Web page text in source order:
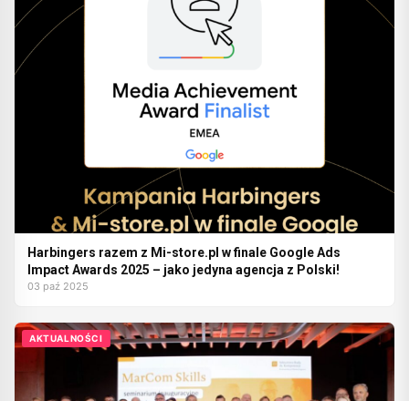
Harbingers razem z Mi-store.pl w finale Google Ads
Impact Awards 2025 – jako jedyna agencja z Polski!
03 paź 2025
AKTUALNOŚCI